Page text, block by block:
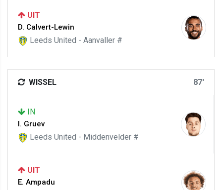
UIT
D. Calvert-Lewin
Leeds United - Aanvaller #
WISSEL 87'
IN
I. Gruev
Leeds United - Middenvelder #
UIT
E. Ampadu